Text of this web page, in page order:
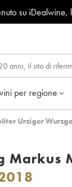
su
per regione
Urziger
Markus